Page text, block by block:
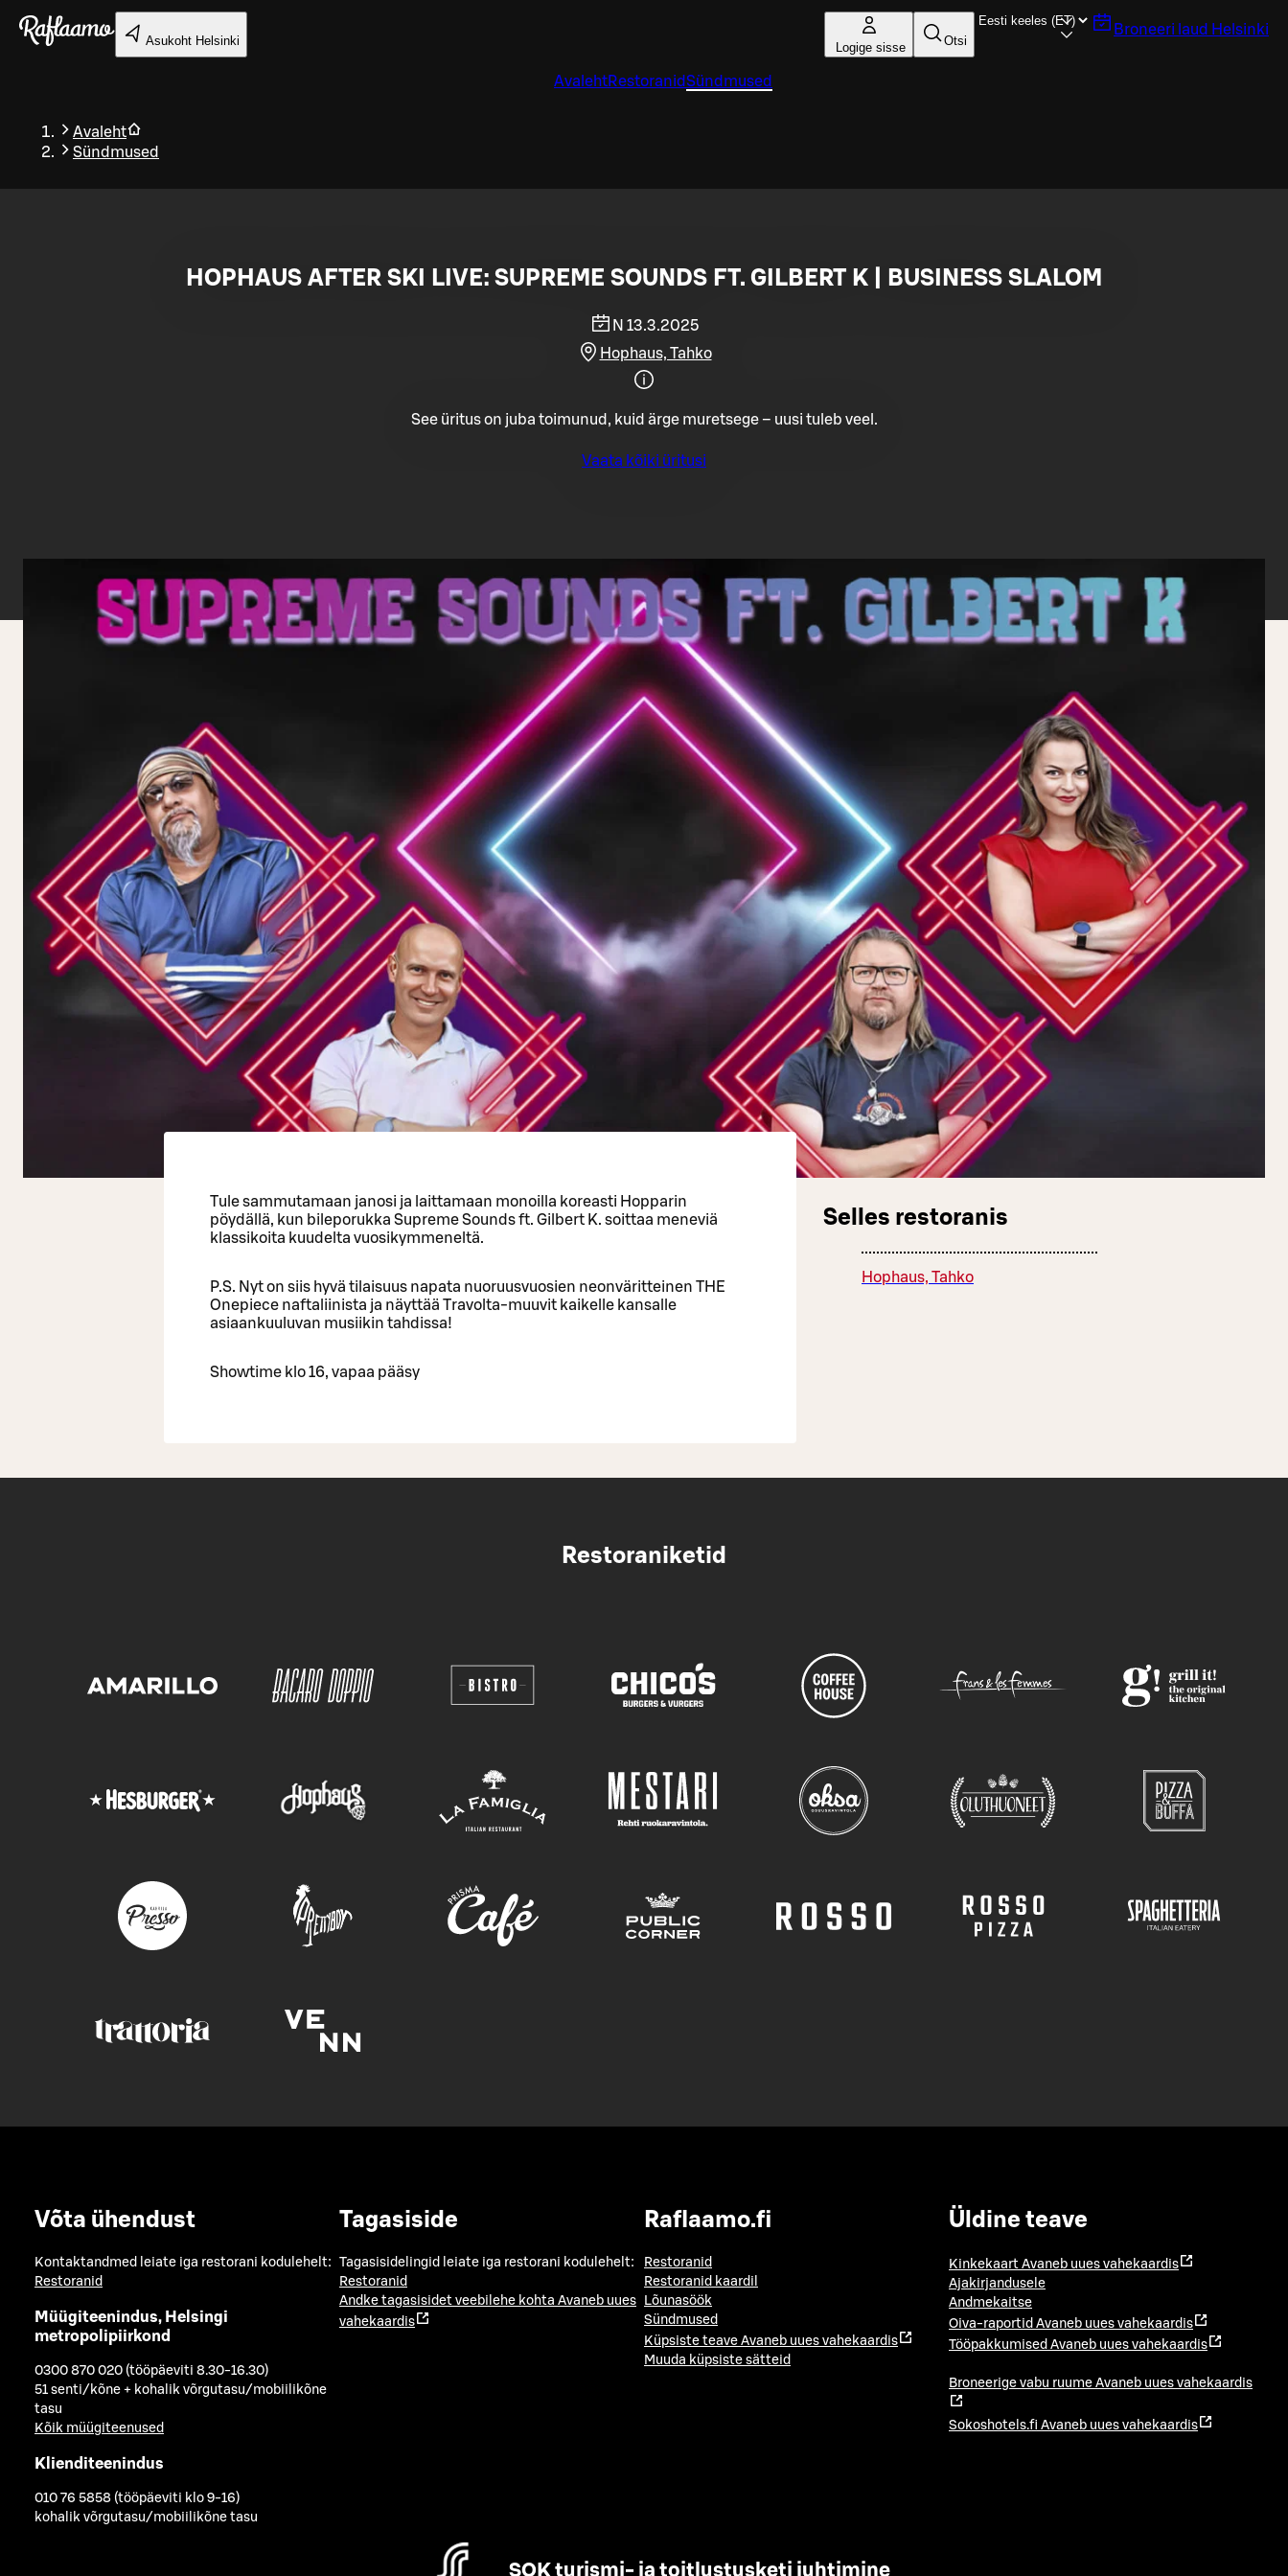
Liigu peamise sisu juurde
Asukoht Helsinki Logige sisse Otsi
Broneeri laud Helsinki
AvalehtRestoranidSündmused
Avaleht
Sündmused
Tagasi
HOPHAUS AFTER SKI LIVE: SUPREME SOUNDS FT. GILBERT K | BUSINESS SLALOM
N 13.3.2025
Hophaus, Tahko
See üritus on juba toimunud, kuid ärge muretsege – uusi tuleb veel.
Vaata kõiki üritusi
Tule sammutamaan janosi ja laittamaan monoilla koreasti Hopparin
pöydällä, kun bileporukka Supreme Sounds ft. Gilbert K. soittaa meneviä
klassikoita kuudelta vuosikymmeneltä.
P.S. Nyt on siis hyvä tilaisuus napata nuoruusvuosien neonväritteinen THE
Onepiece naftaliinista ja näyttää Travolta-muuvit kaikelle kansalle
asiaankuuluvan musiikin tahdissa!
Showtime klo 16, vapaa pääsy
Selles restoranis
Hophaus, Tahko
Restoraniketid
Võta ühendust
Kontaktandmed leiate iga restorani kodulehelt:
Restoranid
Müügiteenindus, Helsingi
metropolipiirkond
0300 870 020 (tööpäeviti 8.30-16.30)
51 senti/kõne + kohalik võrgutasu/mobiilikõne
tasu
Kõik müügiteenused
Klienditeenindus
010 76 5858 (tööpäeviti klo 9-16)
kohalik võrgutasu/mobiilikõne tasu
Tagasiside
Tagasisidelingid leiate iga restorani kodulehelt:
Restoranid
Andke tagasisidet veebilehe kohta Avaneb uues
vahekaardis
Raflaamo.fi
Restoranid
Restoranid kaardil
Lõunasöök
Sündmused
Küpsiste teave Avaneb uues vahekaardis
Muuda küpsiste sätteid
Üldine teave
Kinkekaart Avaneb uues vahekaardis
Ajakirjandusele
Andmekaitse
Oiva-raportid Avaneb uues vahekaardis
Tööpakkumised Avaneb uues vahekaardis
Broneerige vabu ruume Avaneb uues vahekaardis
Sokoshotels.fi Avaneb uues vahekaardis
SOK turismi- ja toitlustusketi juhtimine